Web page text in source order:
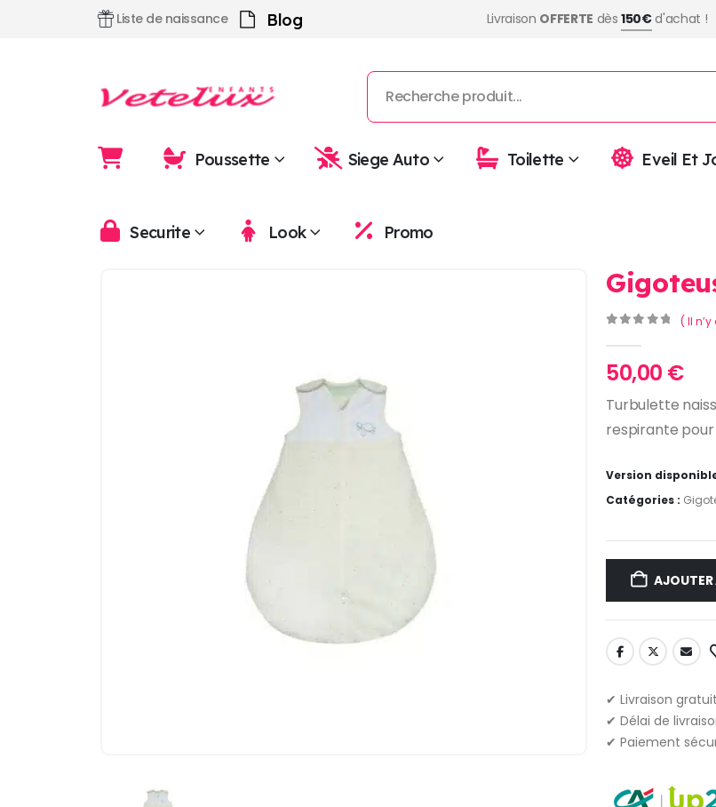
Liste de naissance Blog Livraison OFFERTE dès150€d'achat !
Poussette Siege Auto Toilette Eveil Et
Securite Look Promo
( Il
50,00 €
Turbulette
respirante pour
Version
Catégories :
AJOUTER
✔ Livraison
✔ Délai de
✔ Paiement